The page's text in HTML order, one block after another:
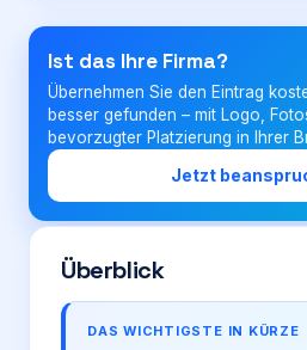
Login
Firma
Ist das Ihre Firma?
Übernehmen Sie den Eintrag
besser gefunden – mit Logo,
bevorzugter Platzierung in Ihrer
Jetzt
Überblick
DAS WICHTIGSTE IN KÜRZE